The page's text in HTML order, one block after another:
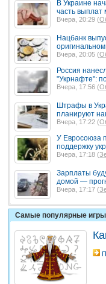
В Украине
часть выплат
Вчера, 20:29 (
Нацбанк
Вчера, 20:05 (
Россия
"Укрнафте":
Вчера, 17:56 (
Штрафы в
планируют
Вчера, 17:22 (
У Евросоюза
поддержку
Вчера, 17:18 (
Зарплаты
домой —
Вчера, 17:17 (
Самые популярные